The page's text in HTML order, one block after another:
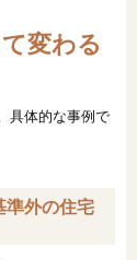
変わる
具体的な事例で
準外の住宅